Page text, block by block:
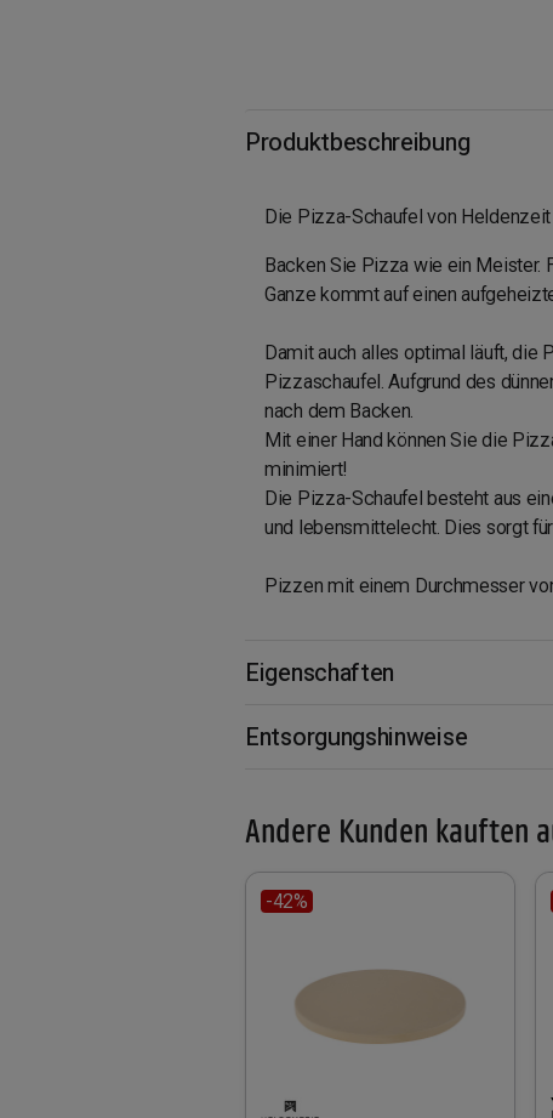
Produktbeschreibung
Die Pizza-Schaufel von
Backen Sie Pizza wie ein Meister.
Ganze kommt auf einen
Damit auch alles optimal läuft, die
Pizzaschaufel. Aufgrund des
nach dem Backen.
Mit einer Hand können Sie die
minimiert!
Die Pizza-Schaufel besteht aus
und lebensmittelecht. Dies sorgt
Pizzen mit einem Durchmesser
Eigenschaften
Entsorgungshinweise
Andere Kunden kauften
-42%